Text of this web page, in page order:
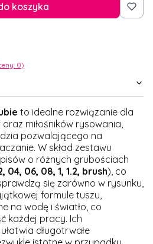
koszyka
0)
to idealne rozwiązanie dla
miłośników rysowania,
pozwalającego na
W skład zestawu
o różnych grubościach
04, 06, 08, 1, 1.2, brush), co
się zarówno w rysunku,
formule tuszu,
na wodę i światło, co
każdej pracy. Ich
długotrwałe